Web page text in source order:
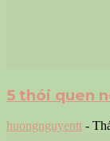
5 thói quen
huongnguyentt -